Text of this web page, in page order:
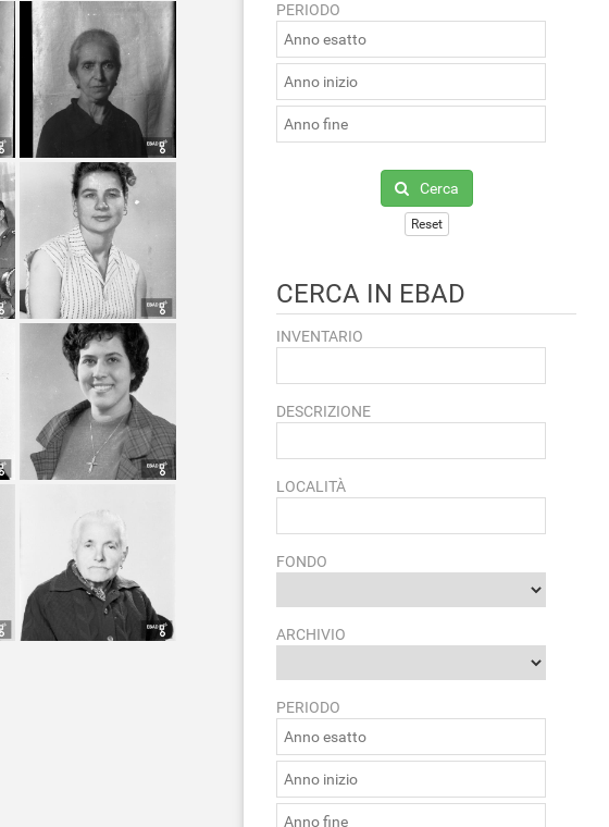
PERIODO
Cerca
Reset
CERCA IN EBAD
INVENTARIO
DESCRIZIONE
LOCALITÀ
FONDO
ARCHIVIO
PERIODO